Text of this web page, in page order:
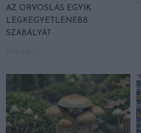
AZ ORVOSLÁS EGYIK
LEGKEGYETLENEBB
SZABÁLYÁT